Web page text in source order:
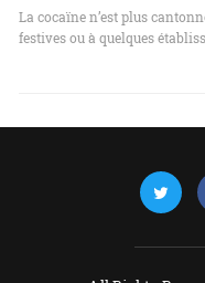
La cocaïne n’est plus
festives ou à quelques